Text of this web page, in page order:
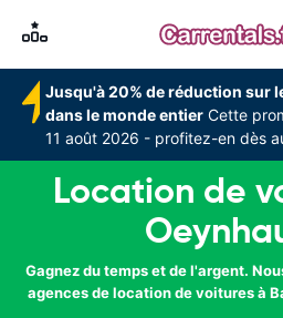
Jusqu'à 20% de réduction sur
dans le monde entier Cette
11 août 2026 - profitez-en dès
Location de
Gagnez du temps et de l'argent.
agences de location de voitures à